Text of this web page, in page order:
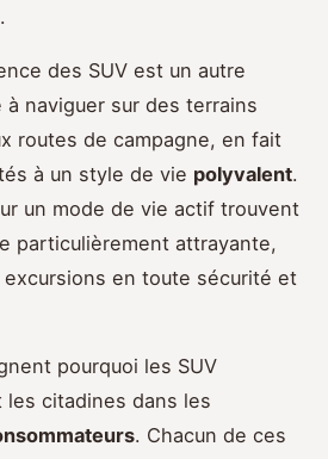
des SUV est un autre
naviguer sur des terrains
routes de campagne, en fait
à un style de vie polyvalent.
un mode de vie actif trouvent
particulièrement attrayante,
en toute sécurité et
pourquoi les SUV
les citadines dans les
. Chacun de ces